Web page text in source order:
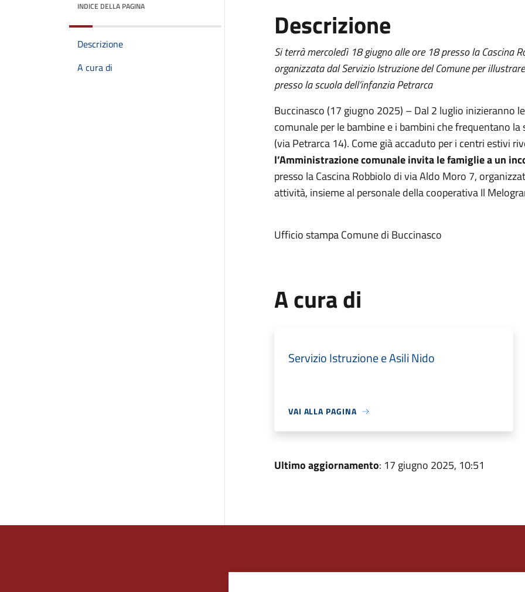
INDICE DELLA PAGINA
Descrizione
A cura di
Descrizione
Si terrà mercoledì 18 giugno alle ore 18 presso la Cascina
organizzata dal Servizio Istruzione del Comune per
presso la scuola dell’infanzia Petrarca
Buccinasco (17 giugno 2025) – Dal 2 luglio inizieranno
comunale per le bambine e i bambini che frequentano
(via Petrarca 14). Come già accaduto per i centri estivi
l’Amministrazione comunale invita le famiglie a un
presso la Cascina Robbiolo di via Aldo Moro 7,
attività, insieme al personale della cooperativa Il
Ufficio stampa Comune di Buccinasco
A cura di
Servizio Istruzione e Asili Nido
VAI ALLA PAGINA
Ultimo aggiornamento: 17 giugno 2025, 10:51